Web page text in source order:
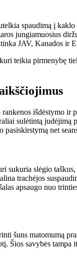
spaudimą į
jungiamuosius
JAV, Kanados ir
teikia pirmenybę
išdėstymo
sulėtintą
net
sukuria slėgio
trachėjos
apsaugo nuo
šuns matomumą
Šios savybės